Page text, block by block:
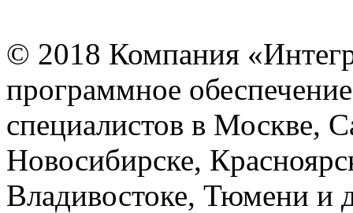
© 2018 Компания
программное
специалистов в Москве,
Новосибирске,
Владивостоке, Тюмени и